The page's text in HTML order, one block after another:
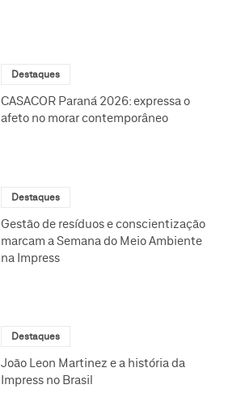
Destaques
CASACOR Paraná 2026: expressa o
afeto no morar contemporâneo
Destaques
Gestão de resíduos e conscientização
marcam a Semana do Meio Ambiente
na Impress
Destaques
João Leon Martinez e a história da
Impress no Brasil